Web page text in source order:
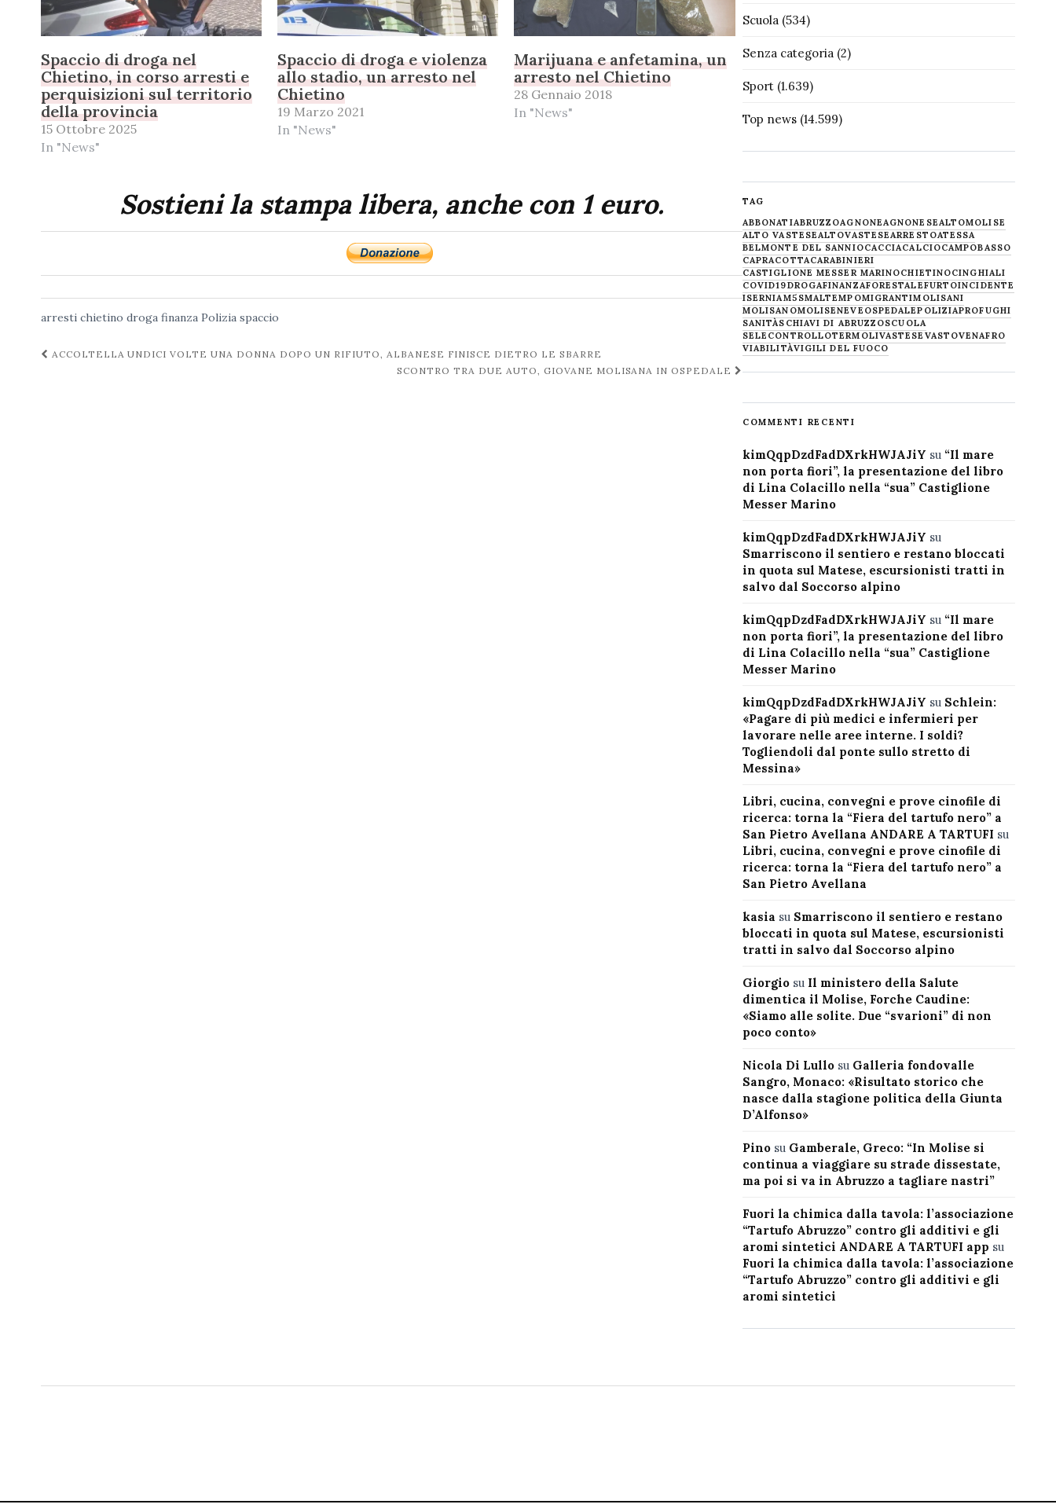
Spaccio di droga nel
Chietino, in corso arresti e
perquisizioni sul territorio
della provincia
15 Ottobre 2025
In "News"
Spaccio di droga e violenza
allo stadio, un arresto nel
Chietino
19 Marzo 2021
In "News"
Marijuana e anfetamina, un
arresto nel Chietino
28 Gennaio 2018
In "News"
Sostieni la stampa libera, anche con 1 euro.
arresti chietino droga finanza Polizia spaccio
Navigazione
ACCOLTELLA UNDICI VOLTE UNA DONNA DOPO UN RIFIUTO, ALBANESE FINISCE DIETRO LE SBARRE
SCONTRO TRA DUE AUTO, GIOVANE MOLISANA IN OSPEDALE
Scuola(534)
Senza categoria(2)
Sport(1.639)
Top news(14.599)
TAG
ABBONATIABRUZZOAGNONEAGNONESEALTOMOLISE
ALTO VASTESEALTOVASTESEARRESTOATESSA
BELMONTE DEL SANNIOCACCIACALCIOCAMPOBASSO
CAPRACOTTACARABINIERI
CASTIGLIONE MESSER MARINOCHIETINOCINGHIALI
COVID19DROGAFINANZAFORESTALEFURTOINCIDENTE
ISERNIAM5SMALTEMPOMIGRANTIMOLISANI
MOLISANOMOLISENEVE OSPEDALEPOLIZIAPROFUGHI
SANITÀSCHIAVI DI ABRUZZOSCUOLA
SELECONTROLLOTERMOLIVASTESE VASTOVENAFRO
VIABILITÀVIGILI DEL FUOCO
COMMENTI RECENTI
kimQqpDzdFadDXrkHWJAJiY su “Il mare
non porta fiori”, la presentazione del libro
di Lina Colacillo nella “sua” Castiglione
Messer Marino
kimQqpDzdFadDXrkHWJAJiY su
Smarriscono il sentiero e restano bloccati
in quota sul Matese, escursionisti tratti in
salvo dal Soccorso alpino
kimQqpDzdFadDXrkHWJAJiY su “Il mare
non porta fiori”, la presentazione del libro
di Lina Colacillo nella “sua” Castiglione
Messer Marino
kimQqpDzdFadDXrkHWJAJiY su Schlein:
«Pagare di più medici e infermieri per
lavorare nelle aree interne. I soldi?
Togliendoli dal ponte sullo stretto di
Messina»
Libri, cucina, convegni e prove cinofile di
ricerca: torna la “Fiera del tartufo nero” a
San Pietro Avellana ANDARE A TARTUFI su
Libri, cucina, convegni e prove cinofile di
ricerca: torna la “Fiera del tartufo nero” a
San Pietro Avellana
kasia su Smarriscono il sentiero e restano
bloccati in quota sul Matese, escursionisti
tratti in salvo dal Soccorso alpino
Giorgiosu Il ministero della Salute
dimentica il Molise, Forche Caudine:
«Siamo alle solite. Due “svarioni” di non
poco conto»
Nicola Di Lullosu Galleria fondovalle
Sangro, Monaco: «Risultato storico che
nasce dalla stagione politica della Giunta
D’Alfonso»
Pinosu Gamberale, Greco: “In Molise si
continua a viaggiare su strade dissestate,
ma poi si va in Abruzzo a tagliare nastri”
Fuori la chimica dalla tavola: l’associazione
“Tartufo Abruzzo” contro gli additivi e gli
aromi sintetici ANDARE A TARTUFI app su
Fuori la chimica dalla tavola: l’associazione
“Tartufo Abruzzo” contro gli additivi e gli
aromi sintetici